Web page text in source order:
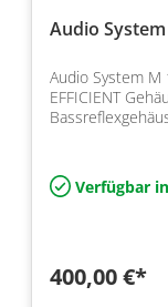
Audio System
Audio System M
EFFICIENT
Verfügbar
400,00 €*